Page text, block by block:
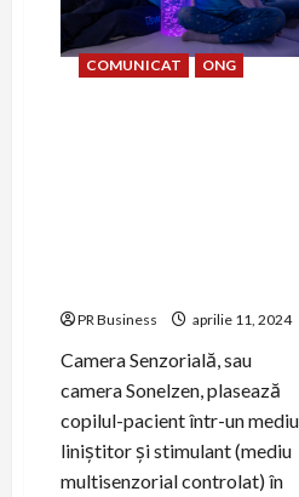
COMUNICAT ONG
PR Business aprilie 11, 2024
Camera Senzorială, sau
camera Sonelzen, plasează
copilul-pacient într-un mediu
liniștitor și stimulant (mediu
multisenzorial controlat) în